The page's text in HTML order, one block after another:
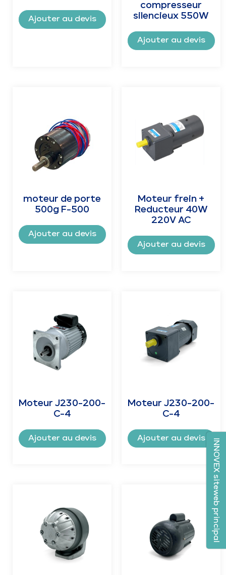
Ajouter au devis
compresseur
silencieux 550W
Ajouter au devis
moteur de porte
500g F-500
Ajouter au devis
Moteur frein +
Reducteur 40W
220V AC
Ajouter au devis
Moteur J230-200-
C-4
Ajouter au devis
Moteur J230-200-
C-4
Ajouter au devis INNOVEX siteweb principal